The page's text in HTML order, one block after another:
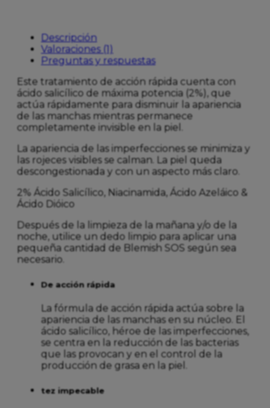
Descripción
Valoraciones (1)
Preguntas y respuestas
Este tratamiento de acción rápida cuenta con
ácido salicílico de máxima potencia (2%), que
actúa rápidamente para disminuir la apariencia
de las manchas mientras permanece
completamente invisible en la piel.
La apariencia de las imperfecciones se minimiza y
las rojeces visibles se calman. La piel queda
descongestionada y con un aspecto más claro.
2% Ácido Salicílico, Niacinamida, Ácido Azeláico &
Ácido Dióico
Después de la limpieza de la mañana y/o de la
noche, utilice un dedo limpio para aplicar una
pequeña cantidad de Blemish SOS según sea
necesario.
De acción rápida
La fórmula de acción rápida actúa sobre la
apariencia de las manchas en su núcleo. El
ácido salicílico, héroe de las imperfecciones,
se centra en la reducción de las bacterias
que las provocan y en el control de la
producción de grasa en la piel.
tez impecable